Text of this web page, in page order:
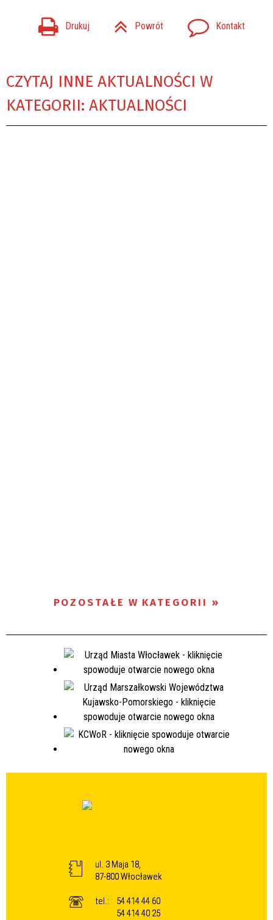
Drukuj Powrót Kontakt
CZYTAJ INNE AKTUALNOŚCI W
KATEGORII: AKTUALNOŚCI
POZOSTAŁE W KATEGORII
ul. 3 Maja 18,
87-800 Włocławek
tel.:
54 414 44 60
54 414 40 25